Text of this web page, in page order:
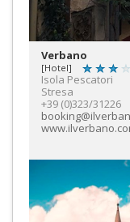
Verbano
[Hotel]
Isola Pescatori
Stresa
+39 (0)323/31226